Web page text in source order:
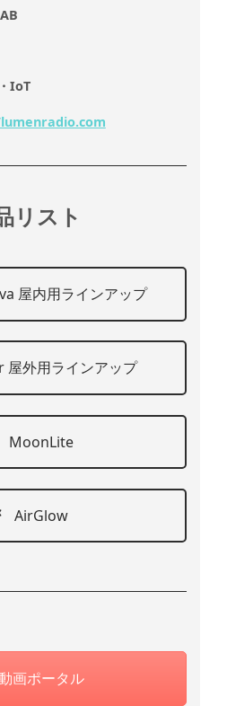
IoT
リスト
屋内用ラインアップ
外用ラインアップ
MoonLite
AirGlow
画ポータル